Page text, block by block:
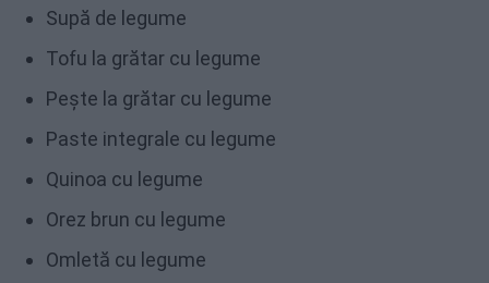
Supă de legume
Tofu la grătar cu legume
Pește la grătar cu legume
Paste integrale cu legume
Quinoa cu legume
Orez brun cu legume
Omletă cu legume